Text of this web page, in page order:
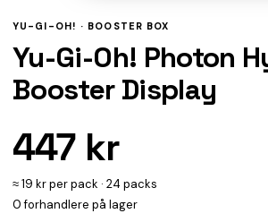
YU-GI-OH! · BOOSTER BOX
Yu-Gi-Oh! Photon
Booster Display
447 kr
≈ 19 kr per pack · 24 packs
0 forhandlere på lager